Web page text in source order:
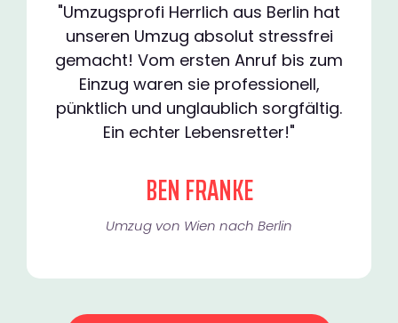
"Umzugsprofi Herrlich aus Berlin hat
unseren Umzug absolut stressfrei
gemacht! Vom ersten Anruf bis zum
Einzug waren sie professionell,
pünktlich und unglaublich sorgfältig.
Ein echter Lebensretter!"
BEN FRANKE
Umzug von Wien nach Berlin